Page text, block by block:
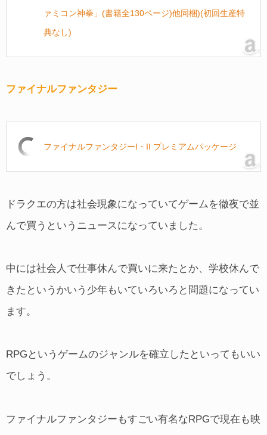
ァミコン神拳」(書籍全130ページ)他同梱)(初回生産特
典なし)
ファイナルファンタジー
ファイナルファンタジーI・II プレミアムパッケージ
ドラクエの方は社会現象になっていてゲームを徹夜で並
んで買うというニュースになっていました。
中には社会人で仕事休んで買いに来たとか、学校休んで
きたというかいう少年もいていろいろと問題になってい
ます。
RPGというゲームのジャンルを確立したといってもいい
でしょう。
ファイナルファンタジーもすごい有名なRPGで現在も映